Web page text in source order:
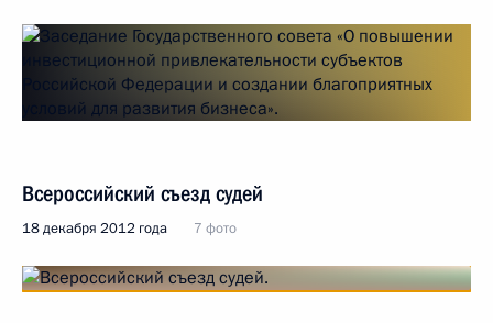
Всероссийский съезд судей
18 декабря 2012 года 7 фото